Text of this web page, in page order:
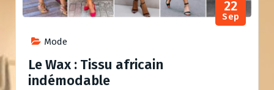
Mode
22
Sep
Le Wax : Tissu africain
indémodable